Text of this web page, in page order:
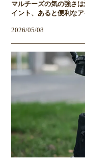
マルチーズの気の強さ
イント、あると便利な
2026/05/08